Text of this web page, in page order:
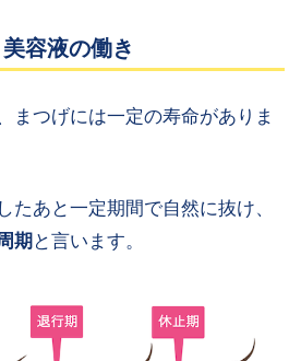
容液の働き
まつげには一定の寿命がありま
たあと一定期間で自然に抜け、
期 と言います。